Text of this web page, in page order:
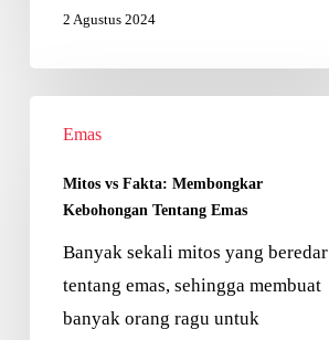
2 Agustus 2024
Emas
Mitos vs Fakta: Membongkar
Kebohongan Tentang Emas
Banyak sekali mitos yang beredar
tentang emas, sehingga membuat
banyak orang ragu untuk